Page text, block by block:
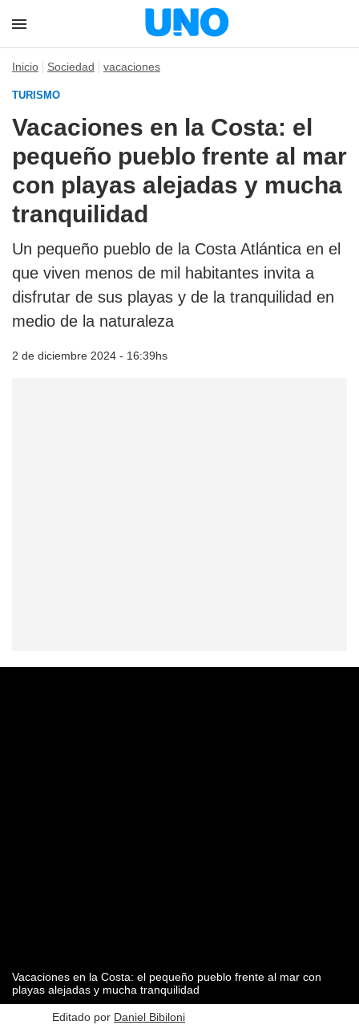
Inicio Sociedad vacaciones
TURISMO
Vacaciones en la Costa: el
pequeño pueblo frente al mar
con playas alejadas y mucha
tranquilidad
Un pequeño pueblo de la Costa Atlántica en el
que viven menos de mil habitantes invita a
disfrutar de sus playas y de la tranquilidad en
medio de la naturaleza
2 de diciembre 2024 - 16:39hs
Vacaciones en la Costa: el pequeño pueblo frente al mar con
playas alejadas y mucha tranquilidad
Editado por Daniel Bibiloni